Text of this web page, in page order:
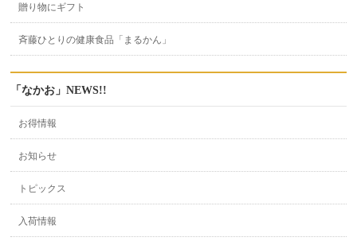
贈り物にギフト
斉藤ひとりの健康食品「まるかん」
「なかお」NEWS!!
お得情報
お知らせ
トピックス
入荷情報